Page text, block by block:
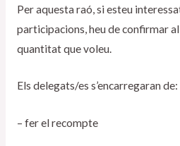
Per aquesta raó, si esteu
participacions, heu de confirmar
quantitat que voleu.
Els delegats/es s’encarregaran de:
– fer el recompte